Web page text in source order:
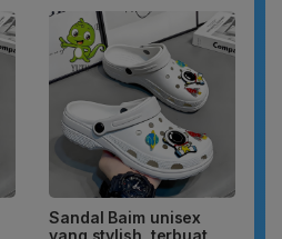
Sandal Baim unisex